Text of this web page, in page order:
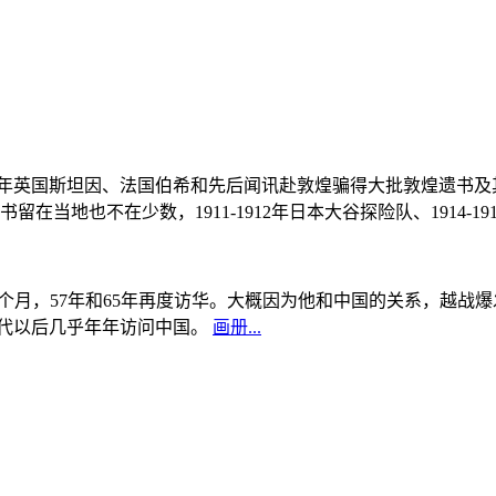
英国斯坦因、法国伯希和先后闻讯赴敦煌骗得大批敦煌遗书
在当地也不在少数，1911-1912年日本大谷探险队、1914-
月，57年和65年再度访华。大概因为他和中国的关系，越战
以后几乎年年访问中国。 画册...